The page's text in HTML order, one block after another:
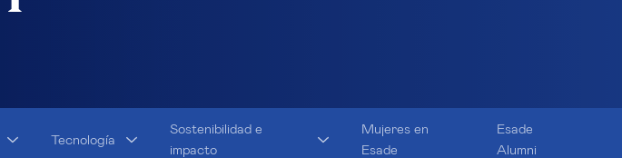
Tecnología
Sostenibilidad e
impacto
Mujeres en
Esade
Esade
Alumni